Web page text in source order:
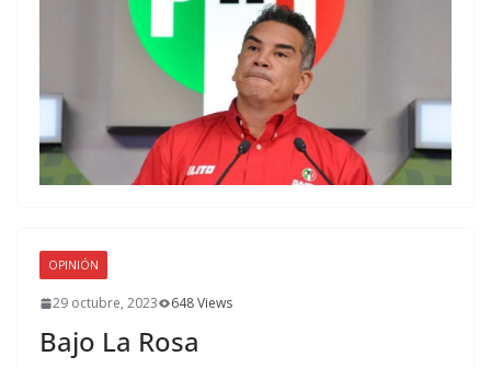
OPINIÓN
29 octubre, 2023 648 Views
Bajo La Rosa